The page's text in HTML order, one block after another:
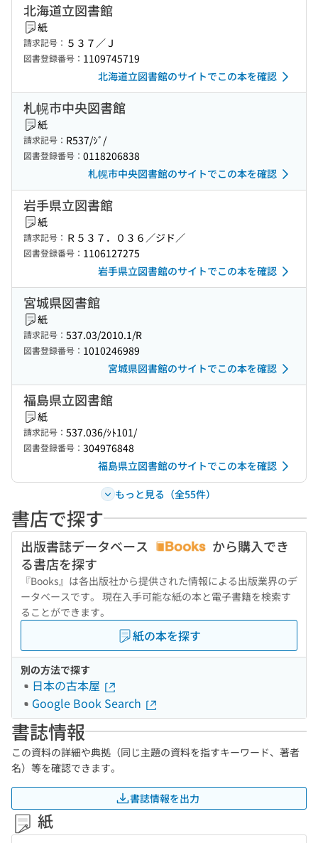
北海道立図書館
紙
請求記号： ５３７／Ｊ
図書登録番号： 1109745719
北海道立図書館のサイトでこの本を確認
札幌市中央図書館
紙
請求記号： R537/ｼﾞ/
図書登録番号： 0118206838
札幌市中央図書館のサイトでこの本を確認
岩手県立図書館
紙
請求記号： Ｒ５３７．０３６／ジド／
図書登録番号： 1106127275
岩手県立図書館のサイトでこの本を確認
宮城県図書館
紙
請求記号： 537.03/2010.1/R
図書登録番号： 1010246989
宮城県図書館のサイトでこの本を確認
福島県立図書館
紙
請求記号： 537.036/ｼﾄ101/
図書登録番号： 304976848
福島県立図書館のサイトでこの本を確認
もっと見る（全55件）
書店で探す
出版書誌データベース
から購入でき
る書店を探す
『Books』は各出版社から提供された情報による出版業界のデ
ータベースです。 現在入手可能な紙の本と電子書籍を検索す
ることができます。
紙の本を探す
別の方法で探す
日本の古本屋
Google Book Search
書誌情報
この資料の詳細や典拠（同じ主題の資料を指すキーワード、著者
名）等を確認できます。
書誌情報を出力
紙